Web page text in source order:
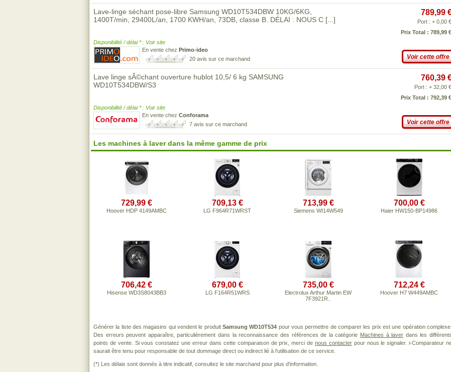
Lave-linge séchant pose-libre Samsung WD10T534DBW 10KG/6KG,
1400T/min, 29400L/an, 1700 KWH/an, 73DB, classe B. DÉLAI : NOUS C [...]
Disponibilité / délai * : Voir site
En vente chez Primo-ideo
20 avis sur ce marchand
789,99
Port : + 0,00 €
Prix Total : 789,99 €
Voir cette offre
Lave linge sÃ©chant ouverture hublot 10,5/ 6 kg SAMSUNG
WD10T534DBW/S3
Disponibilité / délai * : Voir site
En vente chez Conforama
7 avis sur ce marchand
760,39
Port : + 32,00 €
Prix Total : 792,39 €
Voir cette offre
Les machines à laver dans la même gamme de prix
729,99 €
Hoover HDP 4149AMBC
709,13 €
LG F964R71WRST
713,99 €
Siemens WI14W549
700,00 €
Haier HW150-BP14986
706,42 €
Hisense WD3S8043BB3
679,00 €
LG F164R51WRS
735,00 €
Electrolux Arthur Martin EW
7F3921R..
712,24 €
Hoover H7 W449AMBC
Générer la liste des magasins qui vendent le produit Samsung WD10T534 pour vous permettre de comparer les prix est une opération complexe.
Des erreurs peuvent apparaître, particulièrement dans la reconnaissance des références de la catégorie Machines à laver dans les différents
points de vente. Si vous constatez une erreur dans cette comparaison de prix, merci de nous contacterpour nous le signaler. i-Comparateur
saurait être tenu pour responsable de tout dommage direct ou indirect lié à l'utilisation de ce service.
(*) Les délais sont donnés à titre indicatif, consultez le site marchand pour plus d'information.